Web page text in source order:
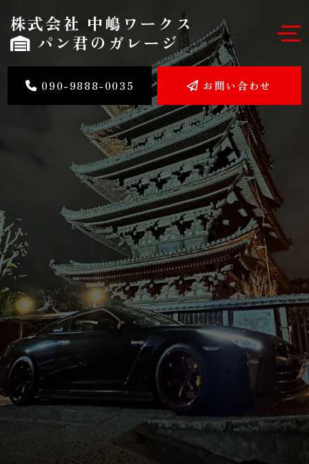
株式会社 中嶋ワークス
パン君のガレージ
090-9888-0035 お問い合わせ